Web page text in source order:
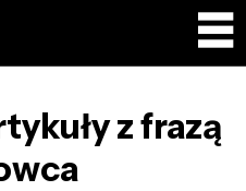
z frazą